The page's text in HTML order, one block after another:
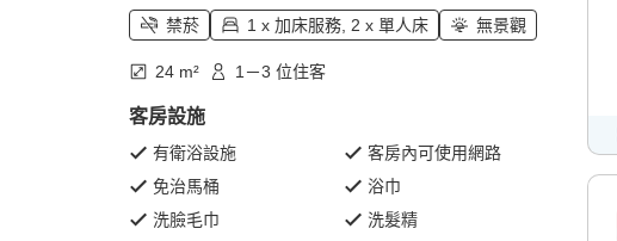
禁菸 1 x 加床服務, 2 x 單人床 無景觀
24 m² 1－3 位住客
客房設施
有衛浴設施
客房內可使用網路
免治馬桶
浴巾
洗臉毛巾
洗髮精